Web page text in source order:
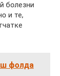
болезни
и те,
фолда